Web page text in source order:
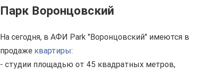
Парк Воронцовский
На сегодня, в АФИ Park "Воронцовский" имеются в
продаже квартиры:
- студии площадью от 45 квадратных метров,